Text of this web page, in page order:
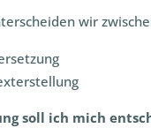
wir
soll ich mich